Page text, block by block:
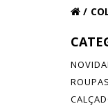
ROUPAS